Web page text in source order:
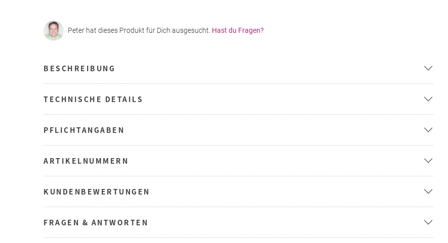
Peter hat dieses Produkt für Dich ausgesucht. Hast du Fragen?
BESCHREIBUNG
TECHNISCHE DETAILS
PFLICHTANGABEN
ARTIKELNUMMERN
KUNDENBEWERTUNGEN
FRAGEN & ANTWORTEN